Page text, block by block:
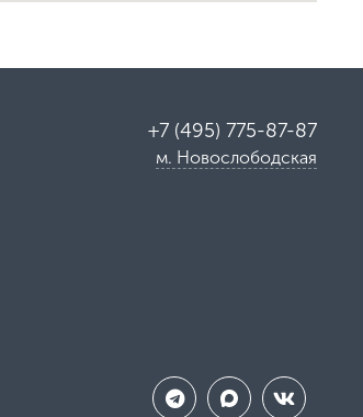
+7 (495) 775-87-87
м. Новослободская